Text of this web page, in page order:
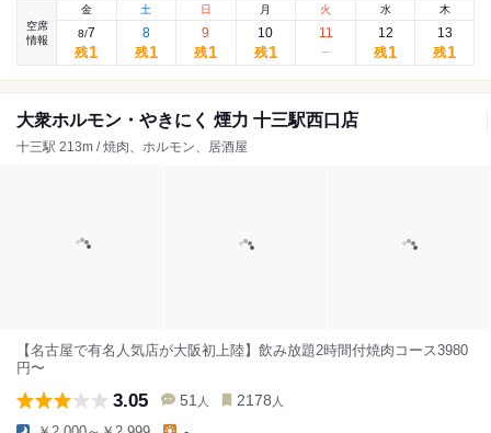
空席
情報
金
8/7
残1
土
8
残1
日
9
残1
月
10
残1
火
11
水
12
残1
木
13
残1
大衆ホルモン・やきにく 煙力 十三駅西口店
十三駅 213m / 焼肉、ホルモン、居酒屋
【名古屋で有名人気店が大阪初上陸】飲み放題2時間付焼肉コース3980
円〜
3.05 51 人 2178 人